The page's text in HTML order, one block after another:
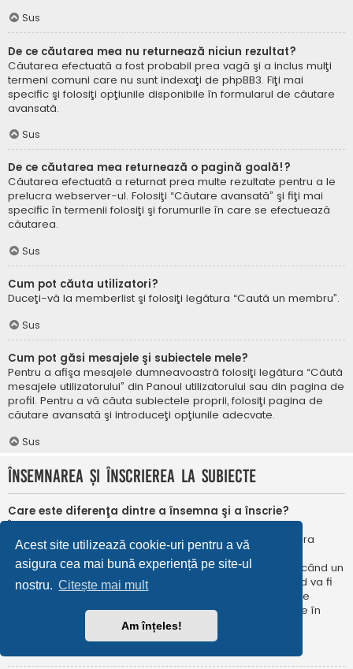
Acest site utilizează cookie-uri pentru a vă
asigura cea mai bună experiență pe site-ul
nostru. Citește mai mult
Am înțeles!
Sus
De ce căutarea mea nu returnează niciun rezultat?
Căutarea efectuată a fost probabil prea vagă şi a inclus mulţi
termeni comuni care nu sunt indexaţi de phpBB3. Fiţi mai
specific şi folosiţi opţiunile disponibile în formularul de căutare
avansată.
Sus
De ce căutarea mea returnează o pagină goală!?
Căutarea efectuată a returnat prea multe rezultate pentru a le
prelucra webserver-ul. Folosiţi “Căutare avansată” şi fiţi mai
specific în termenii folosiţi şi forumurile în care se efectuează
căutarea.
Sus
Cum pot căuta utilizatori?
Duceţi-vă la memberlist şi folosiţi legătura “Caută un membru”.
Sus
Cum pot găsi mesajele şi subiectele mele?
Pentru a afişa mesajele dumneavoastră folosiţi legătura “Căută
mesajele utilizatorului” din Panoul utilizatorului sau din pagina de
profil. Pentru a vă căuta subiectele proprii, folosiţi pagina de
căutare avansată şi introduceţi opţiunile adecvate.
Sus
Însemnarea şi înscrierea la subiecte
Care este diferenţa dintre a însemna şi a înscrie?
În phpBB 3.0 însemnarea era foarte asemănătoare cu
însemnarea în browser-ul web. Nu eraţi notificat când era
publicat un răspuns. În phpBB 3.1, însemnarea este
asemănătoarea înscrierii la un subiect. Puteți fi notificat când un
subiect este actualizat. Înscriindu-vă, veţi fi notificat când va fi
publicat un răspuns în subiectul sau în forum. Opțiunile de
notificare pentru însemnare și înscriere pot fi configurate în
Panoul utilizatorului, sub “Preferințe forum”.